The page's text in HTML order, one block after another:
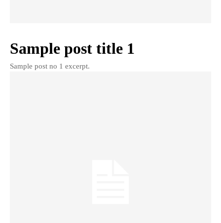
Sample post title 1
Sample post no 1 excerpt.